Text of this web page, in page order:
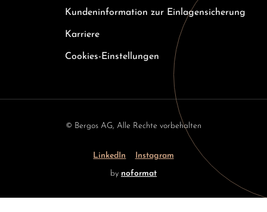
Kundeninformation zur Einlagensicherung
Karriere
Cookies-Einstellungen
© Bergos AG, Alle Rechte vorbehalten
LinkedIn
Instagram
by noformat